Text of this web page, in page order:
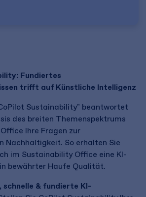
Fundiertes
trifft auf Künstliche Intelligenz
Sustainability" beantwortet
des breiten Themenspektrums
Ihre Fragen zur
Nachhaltigkeit. So erhalten Sie
im Sustainability Office eine KI-
bewährter Haufe Qualität.
schnelle & fundierte KI-